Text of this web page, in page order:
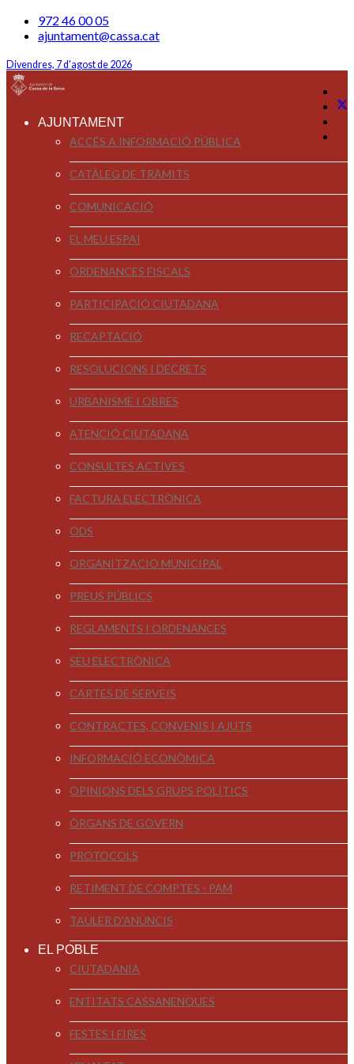
972 46 00 05
ajuntament@cassa.cat
Divendres, 7 d'agost de 2026
AJUNTAMENT
ACCÉS A INFORMACIÓ PÚBLICA
CATÀLEG DE TRÀMITS
COMUNICACIÓ
EL MEU ESPAI
ORDENANCES FISCALS
PARTICIPACIÓ CIUTADANA
RECAPTACIÓ
RESOLUCIONS I DECRETS
URBANISME I OBRES
ATENCIÓ CIUTADANA
CONSULTES ACTIVES
FACTURA ELECTRÒNICA
ODS
ORGANITZACIÓ MUNICIPAL
PREUS PÚBLICS
REGLAMENTS I ORDENANCES
SEU ELECTRÒNICA
CARTES DE SERVEIS
CONTRACTES, CONVENIS I AJUTS
INFORMACIÓ ECONÒMICA
OPINIONS DELS GRUPS POLÍTICS
ÒRGANS DE GOVERN
PROTOCOLS
RETIMENT DE COMPTES - PAM
TAULER D'ANUNCIS
EL POBLE
CIUTADANIA
ENTITATS CASSANENQUES
FESTES I FIRES